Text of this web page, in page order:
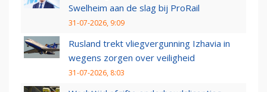
Swelheim aan de slag bij ProRail
31-07-2026, 9:09
Rusland trekt vliegvergunning Izhavia in
wegens zorgen over veiligheid
31-07-2026, 8:03